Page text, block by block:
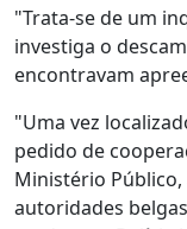
"Trata-se de um
investiga o
encontravam
"Uma vez
pedido de
Ministério Público,
autoridades